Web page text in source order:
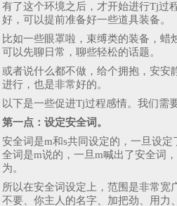
有了这个环境之后，才开始进行Tj过
好，可以提前准备好一些道具装备。
比如一些眼罩啦，束缚类的装备，蜡
可以先聊日常，聊些轻松的话题。
或者说什么都不做，给个拥抱，安安
进行，也是非常好的。
以下是一些促进Tj过程感情。我们需
第一点：设定安全词。
安全词是m和s共同设定的，一旦设
全词是m说的，一旦m喊出了安全词
为。
所以在安全词设定上，范围是非常宽
不要、你主人的名字、加把劲、用力